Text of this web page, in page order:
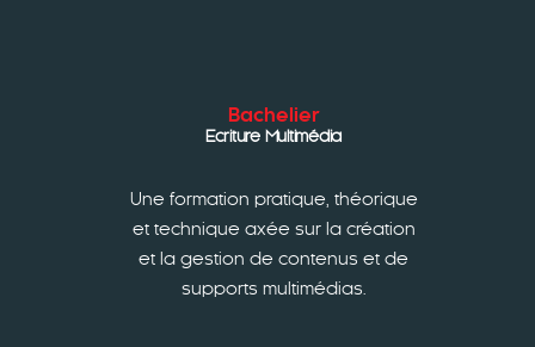
Bachelier
Ecriture Multimédia
Une formation pratique, théorique
et technique axée sur la création
et la gestion de contenus et de
supports multimédias.